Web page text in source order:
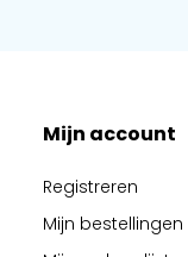
Mijn account
Registreren
Mijn bestellingen